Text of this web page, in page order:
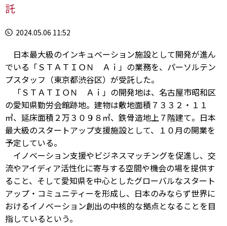
託
2024.05.06 11:52
日本最大級のインキュベーション施設として開発が進ん
でいる「ＳＴＡＴＩＯＮ Ａｉ」の業務を、パーソルテン
プスタッフ（東京都渋谷区）が受託した。
「ＳＴＡＴＩＯＮ Ａｉ」の開発地は、名古屋市昭和区
の愛知県勤労会館跡地。建物は敷地面積７３３２・１１
㎡、延床面積２万３０９８㎡、鉄骨造地上７階建て。日本
最大級のスタートアップ支援施設として、１０月の開業を
予定している。
イノベーション支援やビジネスマッチングを促進し、交
流やアイディア活性化に寄与する空間や機会の場を提供す
ること、そして愛知県を中心としたグローバルなスタート
アップ・コミュニティーを形成し、日本のみならず世界に
おけるイノベーション創出の中核的な拠点となることを目
指しているという。